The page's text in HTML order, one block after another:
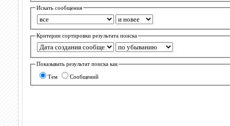
Искать сообщения
Критерии сортировки результата поиска
Показывать результат поиска как
Тем Сообщений